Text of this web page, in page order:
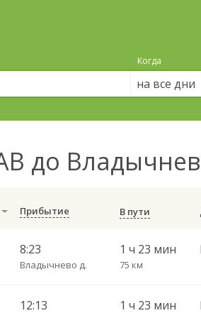
Когда
на все дни
до
Прибытие В пути
8:23
Владычнево д.
1 ч 23 мин
75 км
12:13 1 ч 23 мин